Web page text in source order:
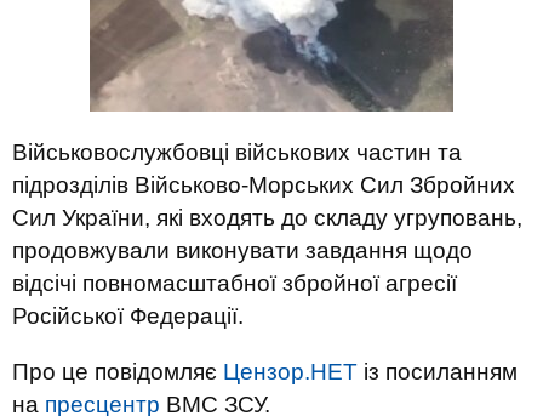
Військовослужбовці військових частин та
підрозділів Військово-Морських Сил Збройних
Сил України, які входять до складу угруповань,
продовжували виконувати завдання щодо
відсічі повномасштабної збройної агресії
Російської Федерації.
Про це повідомляє Цензор.НЕТ із посиланням
на пресцентр ВМС ЗСУ.